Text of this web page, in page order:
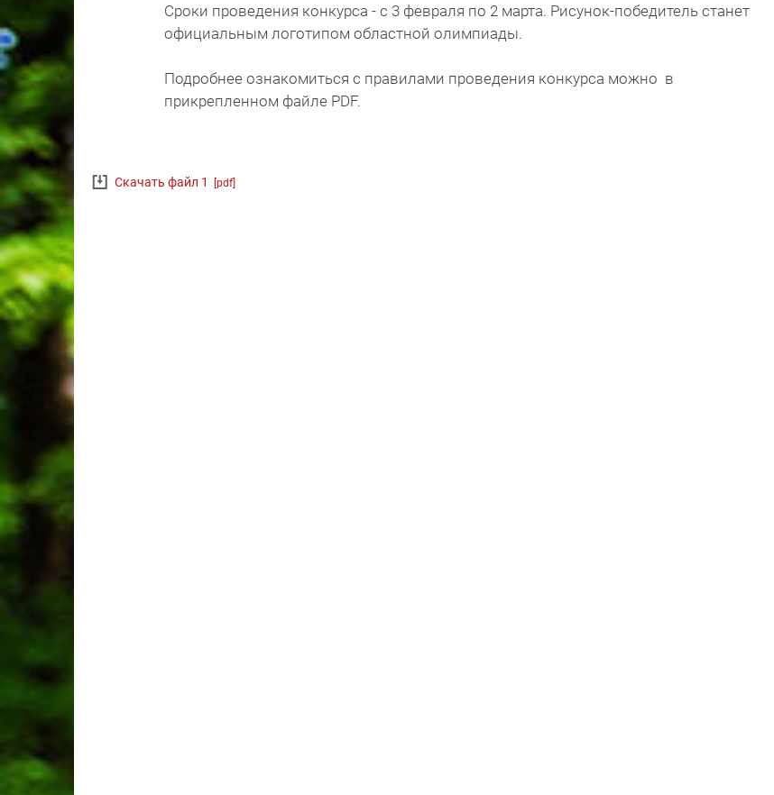
Сроки проведения конкурса - с 3 февраля по 2 марта. Рисунок-победитель станет
официальным логотипом областной олимпиады.
Подробнее ознакомиться с правилами проведения конкурса можно в
прикрепленном файле PDF.
Скачать файл 1 [pdf]